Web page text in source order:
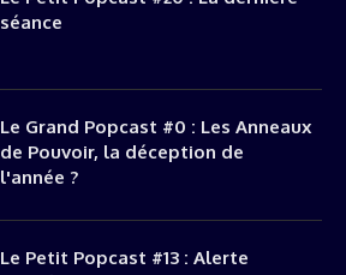
séance
Le Grand Popcast #0 : Les Anneaux
de Pouvoir, la déception de
l'année ?
Le Petit Popcast #13 : Alerte